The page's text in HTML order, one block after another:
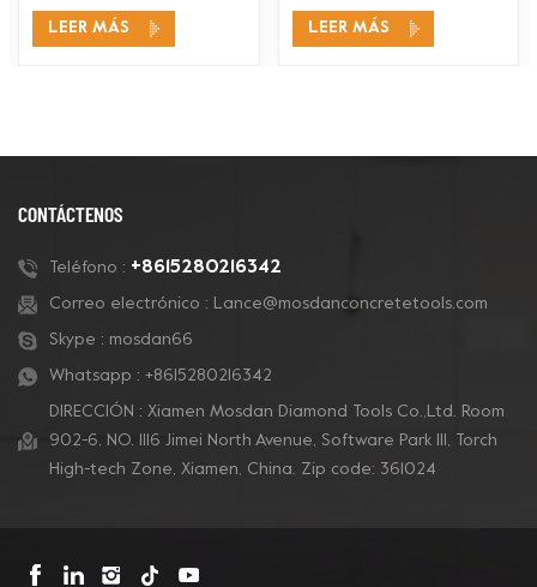
diamantes son
de concreto, eliminación
pulido de concreto.
LEER MÁS
Redi Lock son
LEER MÁS
CONTÁCTENOS
Teléfono : +8615280216342
Correo electrónico : Lance@mosdanconcretetools.com
Skype : mosdan66
Whatsapp : +8615280216342
DIRECCIÓN : Xiamen Mosdan Diamond Tools Co.,Ltd. Room
902-6, NO. 1116 Jimei North Avenue, Software Park Ill, Torch
High-tech Zone, Xiamen, China. Zip code: 361024